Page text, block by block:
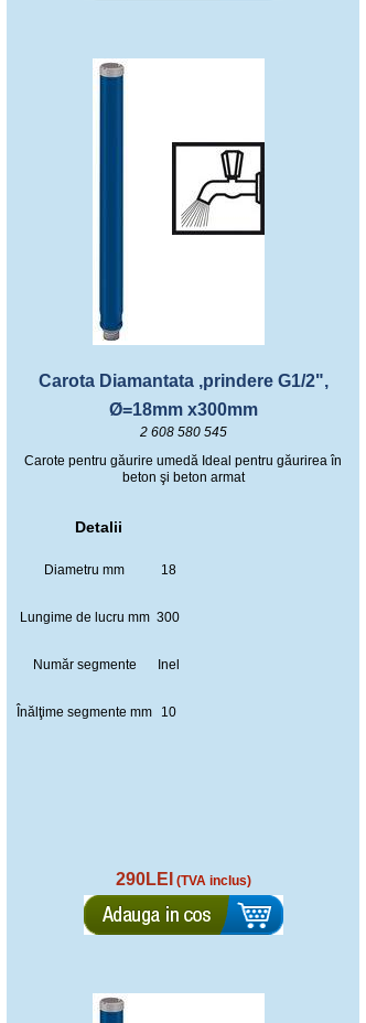
Carota Diamantata ,prindere G1/2",
Ø=18mm x300mm
2 608 580 545
Carote pentru găurire umedă Ideal pentru găurirea în
beton şi beton armat
Detalii
Diametru mm 18
Lungime de lucru mm 300
Număr segmente Inel
Înălţime segmente mm 10
290LEI (TVA inclus)